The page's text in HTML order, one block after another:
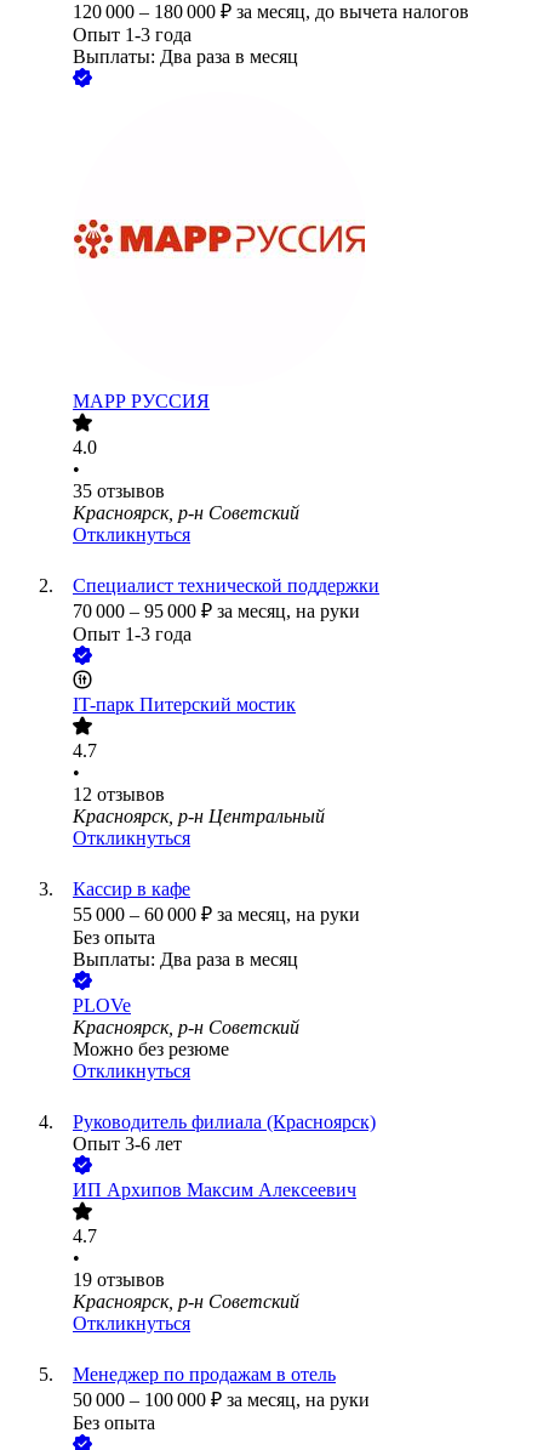
120 000 – 180 000 ₽ за месяц, до вычета налогов
Опыт 1-3 года
Выплаты: Два раза в месяц
МАРР РУССИЯ
4.0
•
35 отзывов
Красноярск, р-н Советский
Откликнуться
Специалист технической поддержки
70 000 – 95 000 ₽ за месяц, на руки
Опыт 1-3 года
IT-парк Питерский мостик
4.7
•
12 отзывов
Красноярск, р-н Центральный
Откликнуться
Кассир в кафе
55 000 – 60 000 ₽ за месяц, на руки
Без опыта
Выплаты: Два раза в месяц
PLOVe
Красноярск, р-н Советский
Можно без резюме
Откликнуться
Руководитель филиала (Красноярск)
Опыт 3-6 лет
ИП Архипов Максим Алексеевич
4.7
•
19 отзывов
Красноярск, р-н Советский
Откликнуться
Менеджер по продажам в отель
50 000 – 100 000 ₽ за месяц, на руки
Без опыта